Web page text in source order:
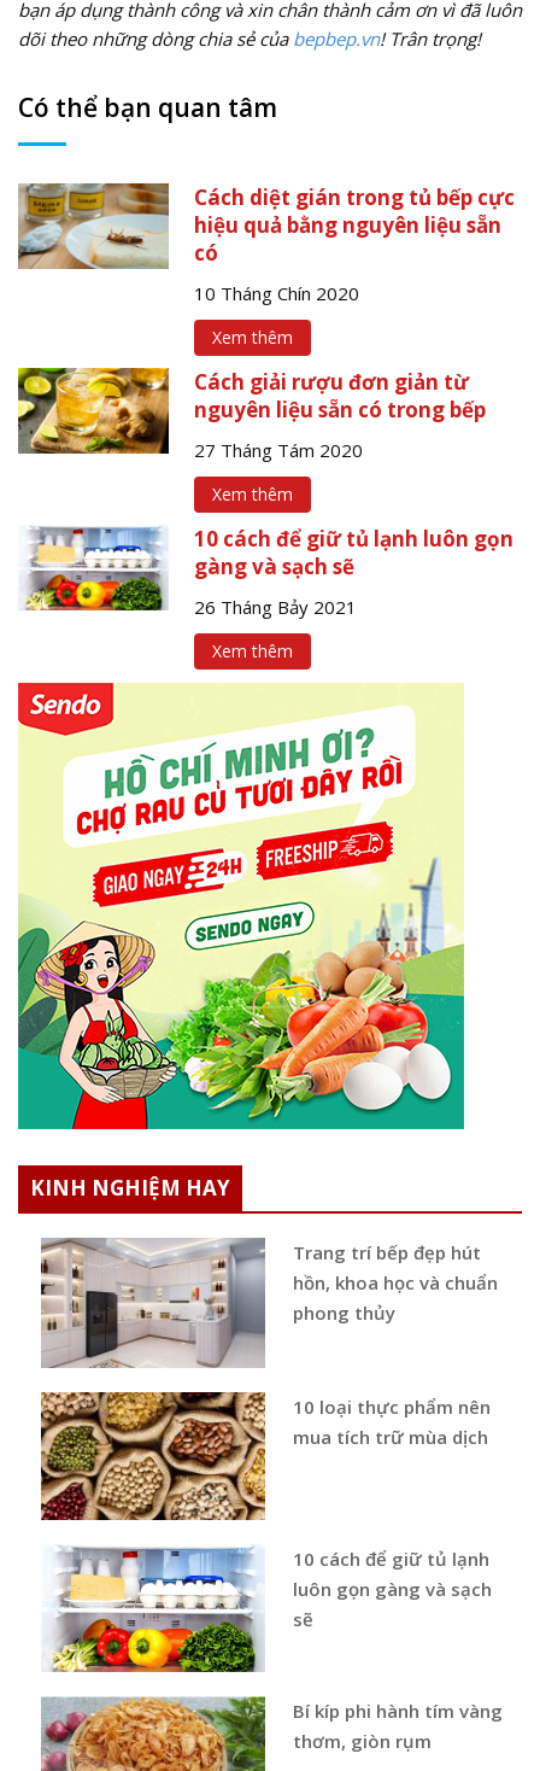
bạn áp dụng thành công và xin chân thành cảm ơn vì đã luôn
dõi theo những dòng chia sẻ của bepbep.vn! Trân trọng!
Có thể bạn quan tâm
Cách diệt gián trong tủ bếp cực
hiệu quả bằng nguyên liệu sẵn
có
10 Tháng Chín 2020
Xem thêm
Cách giải rượu đơn giản từ
nguyên liệu sẵn có trong bếp
27 Tháng Tám 2020
Xem thêm
10 cách để giữ tủ lạnh luôn gọn
gàng và sạch sẽ
26 Tháng Bảy 2021
Xem thêm
KINH NGHIỆM HAY
Trang trí bếp đẹp hút
hồn, khoa học và chuẩn
phong thủy
10 loại thực phẩm nên
mua tích trữ mùa dịch
10 cách để giữ tủ lạnh
luôn gọn gàng và sạch
sẽ
Bí kíp phi hành tím vàng
thơm, giòn rụm